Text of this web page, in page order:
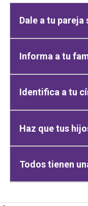
Dale a tu
Informa a tu
Identifica a tu
Haz que tus
Todos tienen